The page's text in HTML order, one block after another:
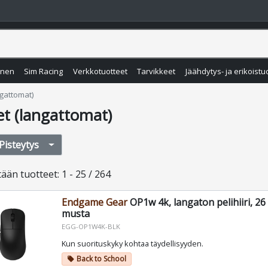
Sim Racing Verkkotuotteet Tarvikkeet Jäähdytys- ja
(langattomat)
tuotteet: 1 - 25 / 264
Endgame GearOP1w 4k, langaton pelihiiri, 26
musta
EGG-OP1W4K-BLK
Kun suorituskyky kohtaa täydellisyyden.
local_offer Back to School